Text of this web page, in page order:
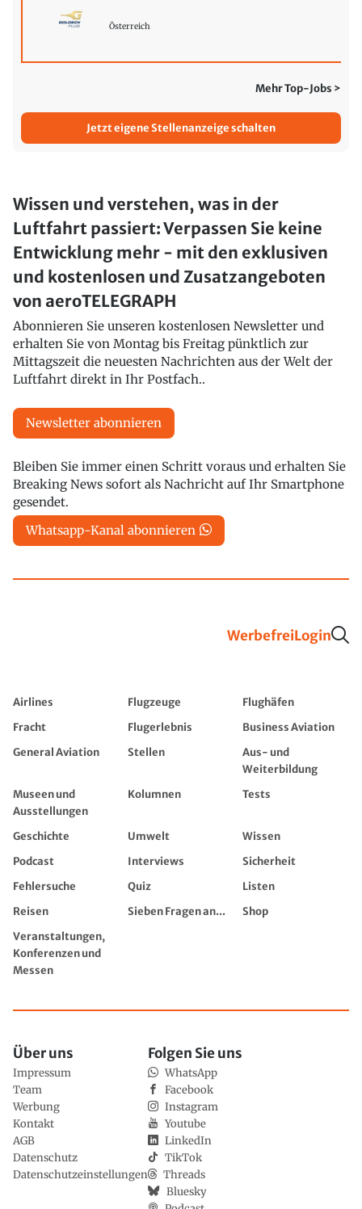
Österreich
Mehr Top-Jobs >
Jetzt eigene Stellenanzeige schalten
Wissen und verstehen, was in der
Luftfahrt passiert: Verpassen Sie keine
Entwicklung mehr - mit den exklusiven
und kostenlosen und Zusatzangeboten
von aeroTELEGRAPH
Abonnieren Sie unseren kostenlosen Newsletter und
erhalten Sie von Montag bis Freitag pünktlich zur
Mittagszeit die neuesten Nachrichten aus der Welt der
Luftfahrt direkt in Ihr Postfach..
Newsletter abonnieren
Bleiben Sie immer einen Schritt voraus und erhalten Sie
Breaking News sofort als Nachricht auf Ihr Smartphone
gesendet.
Whatsapp-Kanal abonnieren
WerbefreiLogin
Airlines Flugzeuge
Flughäfen
Fracht
Flugerlebnis
Business Aviation
General Aviation
Stellen
Aus- und
Weiterbildung
Museen und
Ausstellungen
Kolumnen Tests
Geschichte Umwelt
Wissen
Podcast
Interviews
Sicherheit
Fehlersuche
Quiz
Listen
Reisen
Sieben Fragen an...
Shop
Veranstaltungen,
Konferenzen und
Messen
Über uns
Impressum
Team
Werbung
Kontakt
AGB
Datenschutz
Datenschutzeinstellungen
Folgen Sie uns
WhatsApp
Facebook
Instagram
Youtube
LinkedIn
TikTok
Threads
Bluesky